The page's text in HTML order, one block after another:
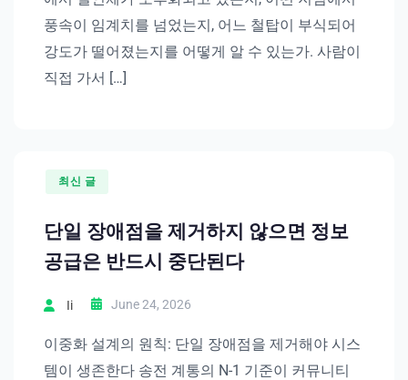
풍속이 임계치를 넘었는지, 어느 철탑이 부식되어
강도가 떨어졌는지를 어떻게 알 수 있는가. 사람이
직접 가서 […]
최신 글
단일 장애점을 제거하지 않으면 정보
공급은 반드시 중단된다
Ii June 24, 2026
이중화 설계의 원칙: 단일 장애점을 제거해야 시스
템이 생존한다 송전 계통의 N-1 기준이 커뮤니티